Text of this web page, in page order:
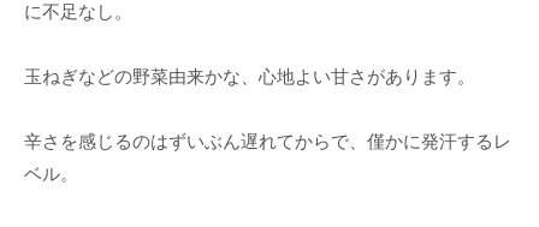
に不足なし。
玉ねぎなどの野菜由来かな、心地よい甘さがあります。
辛さを感じるのはずいぶん遅れてからで、僅かに発汗するレ
ベル。